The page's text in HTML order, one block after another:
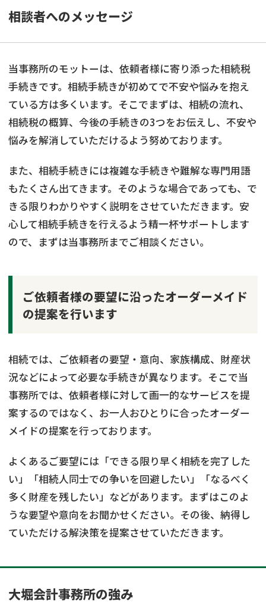
相談者へのメッセージ
当事務所のモットーは、依頼者様に寄り添った相続税
手続きです。相続手続きが初めてで不安や悩みを抱え
ている方は多くいます。そこでまずは、相続の流れ、
相続税の概算、今後の手続きの3つをお伝えし、不安や
悩みを解消していただけるよう努めております。
また、相続手続きには複雑な手続きや難解な専門用語
もたくさん出てきます。そのような場合であっても、で
きる限りわかりやすく説明をさせていただきます。安
心して相続手続きを行えるよう精一杯サポートします
ので、まずは当事務所までご相談ください。
ご依頼者様の要望に沿ったオーダーメイド
の提案を行います
相続では、ご依頼者の要望・意向、家族構成、財産状
況などによって必要な手続きが異なります。そこで当
事務所では、依頼者様に対して画一的なサービスを提
案するのではなく、お一人おひとりに合ったオーダー
メイドの提案を行っております。
よくあるご要望には「できる限り早く相続を完了した
い」「相続人同士での争いを回避したい」「なるべく
多く財産を残したい」などがあります。まずはこのよ
うな要望や意向をお聞かせください。その後、納得し
ていただける解決策を提案させていただきます。
大堀会計事務所の強み